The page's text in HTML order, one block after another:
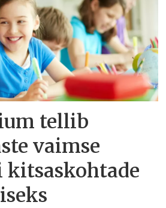
tellib
vaimse
kitsaskohtade